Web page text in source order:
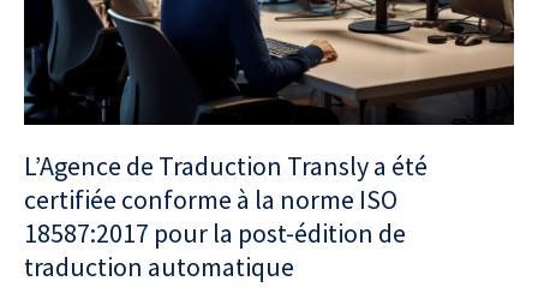
L’Agence de Traduction Transly a été
certifiée conforme à la norme ISO
18587:2017 pour la post-édition de
traduction automatique